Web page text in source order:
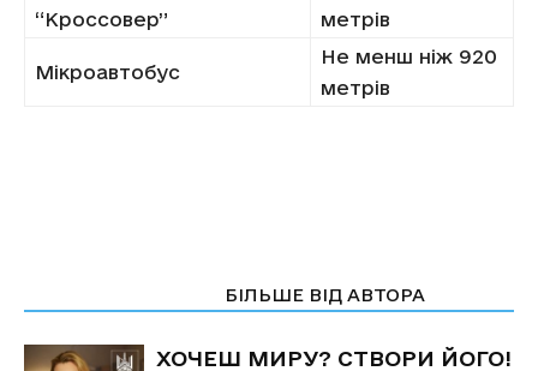
“Кроссовер”
метрів
Мікроавтобус
Не менш ніж 920
метрів
БІЛЬШЕ ВІД АВТОРА
ХОЧЕШ МИРУ? СТВОРИ ЙОГО!